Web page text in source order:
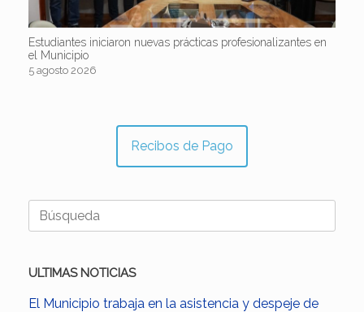
Estudiantes iniciaron nuevas prácticas profesionalizantes en
el Municipio
5 agosto 2026
Recibos de Pago
Buscar:
ULTIMAS NOTICIAS
El Municipio trabaja en la asistencia y despeje de